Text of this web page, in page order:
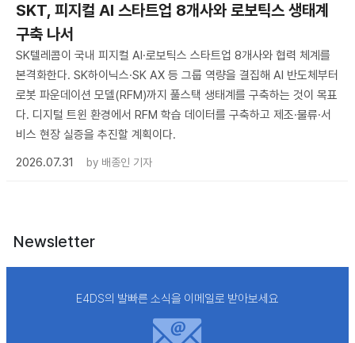
SKT, 피지컬 AI 스타트업 8개사와 로보틱스 생태계
구축 나서
SK텔레콤이 국내 피지컬 AI·로보틱스 스타트업 8개사와 협력 체계를
본격화한다. SK하이닉스·SK AX 등 그룹 역량을 결집해 AI 반도체부터
로봇 파운데이션 모델(RFM)까지 풀스택 생태계를 구축하는 것이 목표
다. 디지털 트윈 환경에서 RFM 학습 데이터를 구축하고 제조·물류·서
비스 현장 실증을 추진할 계획이다.
2026.07.31
by 배종인 기자
Newsletter
E4DS의 발빠른 소식을 이메일로 받아보세요